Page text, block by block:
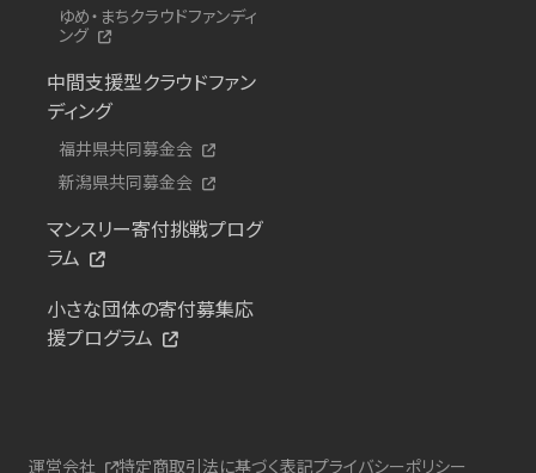
ゆめ・まちクラウドファンディ
ング
中間支援型クラウドファン
ディング
福井県共同募金会
新潟県共同募金会
マンスリー寄付挑戦プログ
ラム
小さな団体の寄付募集応
援プログラム
運営会社 特定商取引法に基づく表記プライバシーポリシー